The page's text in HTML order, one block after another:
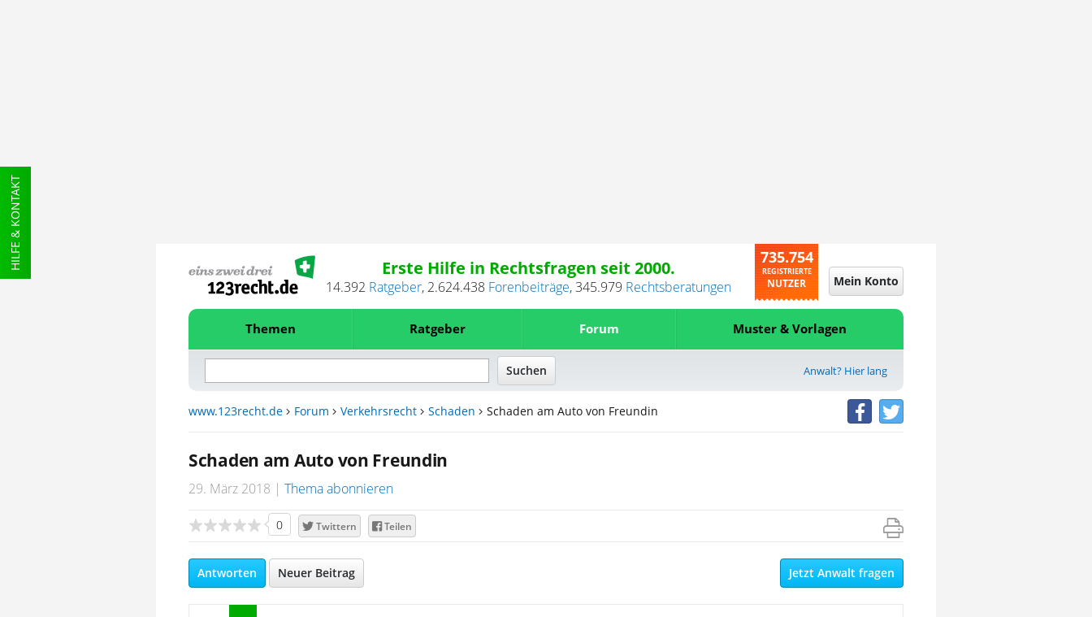
HILFE & KONTAKT Erste Hilfe in Rechtsfragen seit 2000.
14.392 Ratgeber, 2.624.438 Forenbeiträge,345.979 Rechtsberatungen
735.754
REGISTRIERTE
NUTZER Mein Konto
Themen Ratgeber Forum Muster & Vorlagen
Anwalt? Hier lang
www.123recht.de Forum Verkehrsrecht Schaden Schaden am Auto von Freundin
Schaden am Auto von Freundin
29. März 2018 Thema abonnieren
0 Twittern Teilen
Antworten Neuer Beitrag Jetzt Anwalt fragen